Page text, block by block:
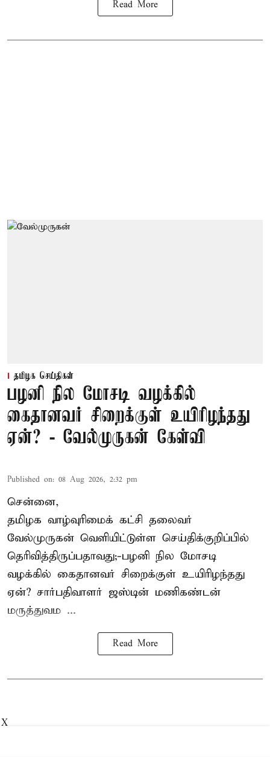
Read More
தமிழக செய்திகள்
பழனி நில மோசடி வழக்கில்
கைதானவர் சிறைக்குள் உயிரிழந்தது
ஏன்? - வேல்முருகன் கேள்வி
Published on: 08 Aug 2026, 2:32 pm
சென்னை,
தமிழக வாழ்வுரிமைக் கட்சி தலைவர்
வேல்முருகன் வெளியிட்டுள்ள செய்திக்குறிப்பில்
தெரிவித்திருப்பதாவது;-பழனி நில மோசடி
வழக்கில் கைதானவர் சிறைக்குள் உயிரிழந்தது
ஏன்? சார்பதிவாளர் ஜஸ்டின் மணிகண்டன்
மருத்துவம ...
Read More
X